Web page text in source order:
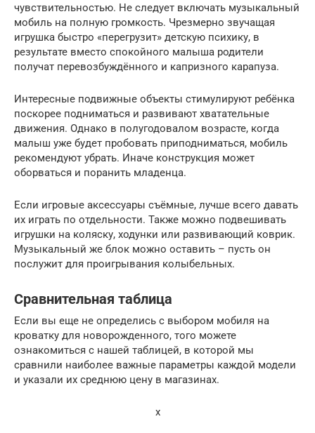
чувствительностью. Не следует включать музыкальный
мобиль на полную громкость. Чрезмерно звучащая
игрушка быстро «перегрузит» детскую психику, в
результате вместо спокойного малыша родители
получат перевозбуждённого и капризного карапуза.
Интересные подвижные объекты стимулируют ребёнка
поскорее подниматься и развивают хватательные
движения. Однако в полугодовалом возрасте, когда
малыш уже будет пробовать приподниматься, мобиль
рекомендуют убрать. Иначе конструкция может
оборваться и поранить младенца.
Если игровые аксессуары съёмные, лучше всего давать
их играть по отдельности. Также можно подвешивать
игрушки на коляску, ходунки или развивающий коврик.
Музыкальный же блок можно оставить – пусть он
послужит для проигрывания колыбельных.
Сравнительная таблица
Если вы еще не определись с выбором мобиля на
кроватку для новорожденного, того можете
ознакомиться с нашей таблицей, в которой мы
сравнили наиболее важные параметры каждой модели
и указали их среднюю цену в магазинах.
x